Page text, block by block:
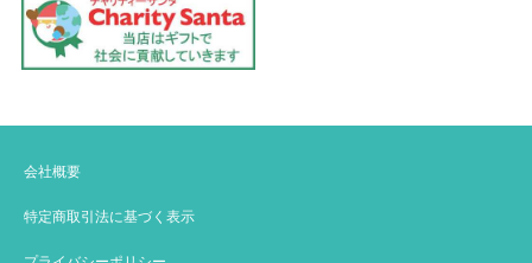
会社概要
特定商取引法に基づく表示